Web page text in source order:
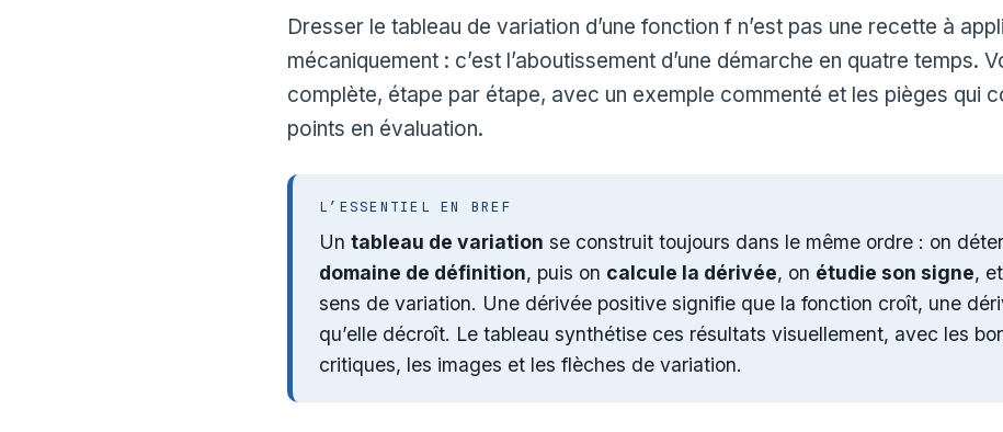
Dresser le tableau de variation d’une fonction f n’est pas une recette à
mécaniquement : c’est l’aboutissement d’une démarche en quatre temps.
complète, étape par étape, avec un exemple commenté et les pièges qui
points en évaluation.
L’ESSENTIEL EN BREF
Un tableau de variation se construit toujours dans le même ordre : on
domaine de définition, puis on calcule la dérivée, on étudie son signe,
sens de variation. Une dérivée positive signifie que la fonction croît, une
qu’elle décroît. Le tableau synthétise ces résultats visuellement, avec les
critiques, les images et les flèches de variation.